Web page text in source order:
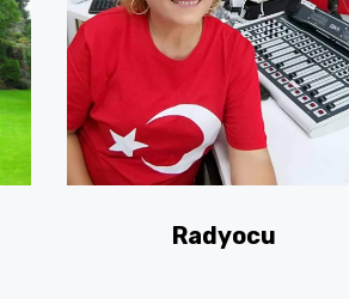
Radyocu